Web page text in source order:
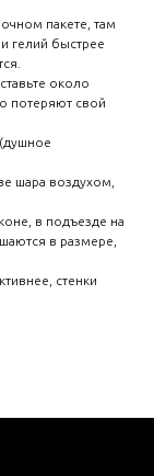
пакете, там
гелий быстрее
около
потеряют свой
шара воздухом,
в подъезде на
в размере,
стенки